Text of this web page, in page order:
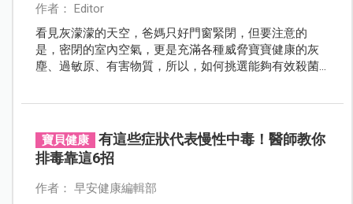
作者： Editor
看見灰濛濛的天空，爸媽只好門窗緊閉，但要注意的
是，密閉的室內空氣，更是充滿各種威脅寶寶健康的灰
塵、過敏原、有害物質，所以，如何挑選能夠有效殺菌
寶貝健康
有這些症狀代表慢性中毒！醫師教你
排毒靠這6招
作者： 早安健康編輯部